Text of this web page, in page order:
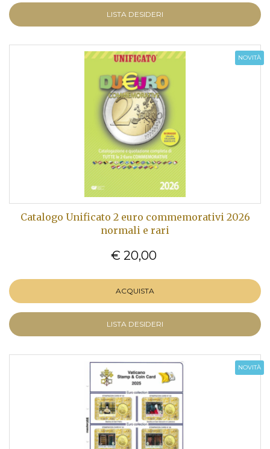
LISTA DESIDERI
NOVITÀ
Catalogo Unificato 2 euro commemorativi 2026
normali e rari
€ 20,00
ACQUISTA
LISTA DESIDERI
NOVITÀ